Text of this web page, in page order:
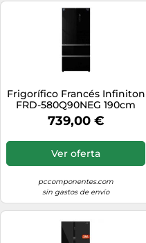
Frigorífico Francés Infiniton
FRD-580Q90NEG 190cm
458L E Negro
739,00 €
Ver oferta
pccomponentes.com
sin gastos de envío